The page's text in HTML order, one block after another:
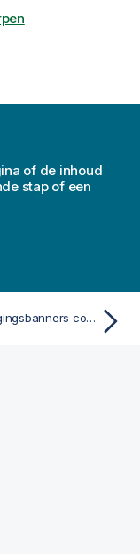
of de inhoud
stap of een
Aankondigingsbanners configureren